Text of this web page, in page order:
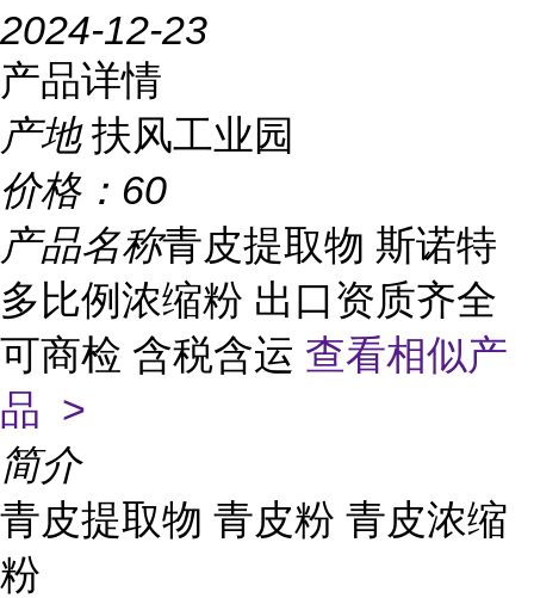
2024-12-23
产品详情
产地 扶风工业园
价格： 60
产品名称青皮提取物 斯诺特
多比例浓缩粉 出口资质齐全
可商检 含税含运 查看相似产
品 >
简介
青皮提取物 青皮粉 青皮浓缩
粉